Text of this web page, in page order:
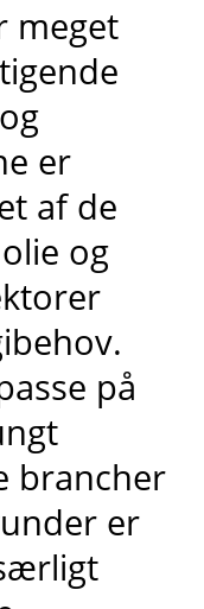
meget
er
af de
og
på
brancher
er